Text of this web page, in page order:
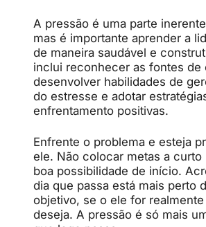
A pressão é uma parte
mas é importante aprender a
de maneira saudável e
inclui reconhecer as fontes de
desenvolver habilidades de
do estresse e adotar
enfrentamento positivas.
Enfrente o problema e esteja
ele. Não colocar metas a curto
boa possibilidade de início.
dia que passa está mais perto
objetivo, se o ele for
deseja. A pressão é só mais